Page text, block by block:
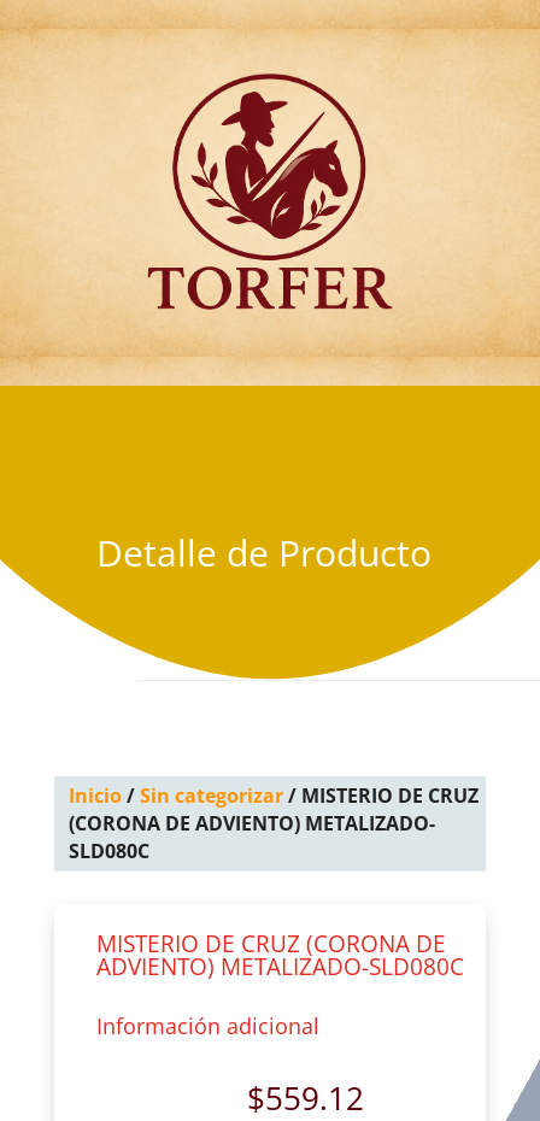
Articulos para
Regalo Torfer.
Detalle de Producto
Inicio/Sin categorizar/ MISTERIO DE CRUZ
(CORONA DE ADVIENTO) METALIZADO-
SLD080C
MISTERIO DE CRUZ (CORONA DE
ADVIENTO) METALIZADO-SLD080C
Información adicional
$559.12